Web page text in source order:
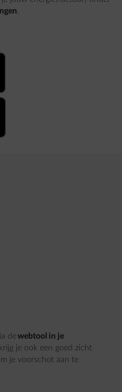
.
dewebtool in je
je ook een goed zicht
je voorschot aan te